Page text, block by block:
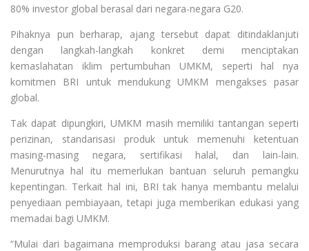
80% investor global berasal dari negara-negara G20.
Pihaknya pun berharap, ajang tersebut dapat ditindaklanjuti
dengan langkah-langkah konkret demi menciptakan
kemaslahatan iklim pertumbuhan UMKM, seperti hal nya
komitmen BRI untuk mendukung UMKM mengakses pasar
global.
Tak dapat dipungkiri, UMKM masih memiliki tantangan seperti
perizinan, standarisasi produk untuk memenuhi ketentuan
masing-masing negara, sertifikasi halal, dan lain-lain.
Menurutnya hal itu memerlukan bantuan seluruh pemangku
kepentingan. Terkait hal ini, BRI tak hanya membantu melalui
penyediaan pembiayaan, tetapi juga memberikan edukasi yang
memadai bagi UMKM.
“Mulai dari bagaimana memproduksi barang atau jasa secara